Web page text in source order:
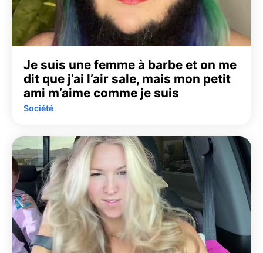
Je suis une femme à barbe et on me
dit que j’ai l’air sale, mais mon petit
ami m’aime comme je suis
Société